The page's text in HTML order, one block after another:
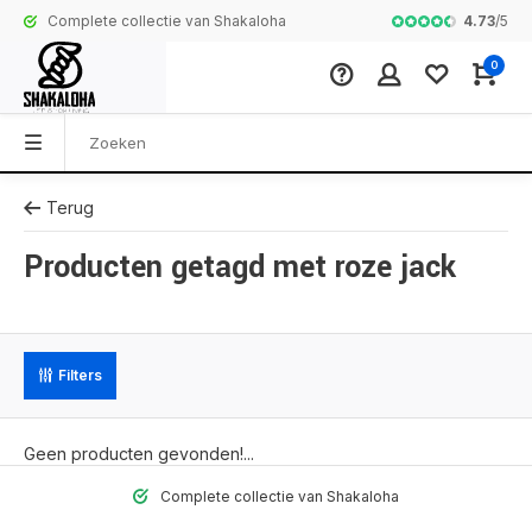
Complete collectie van Shakaloha Vesten4.73/5
0
Terug
Producten getagd met roze jack
Filters
Geen producten gevonden!...
Complete collectie van Shakaloha